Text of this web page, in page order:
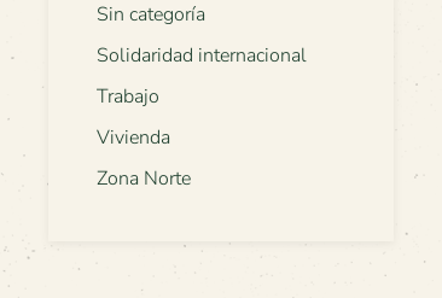
Sin categoría
Solidaridad internacional
Trabajo
Vivienda
Zona Norte